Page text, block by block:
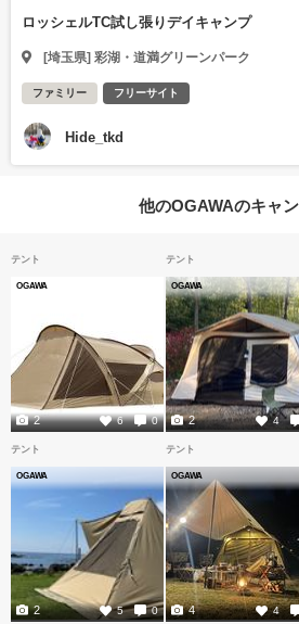
ロッシェルTC試し張りデイキャンプ
[埼玉県] 彩湖・道満グリーンパーク
ファミリー フリーサイト
Hide_tkd
他のOGAWAのキャ
テント
OGAWA
6 0
2
テント
OGAWA
4
2
テント
OGAWA
5 0
2
テント
OGAWA
4
4